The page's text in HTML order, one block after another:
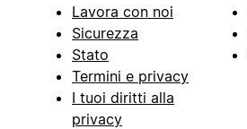
Lavora con noi
Sicurezza
Stato
Termini e privacy
I tuoi diritti alla
privacy